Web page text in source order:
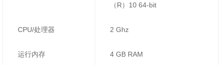
（R）10 64-bit
CPU/处理器 2 Ghz
运行内存 4 GB RAM